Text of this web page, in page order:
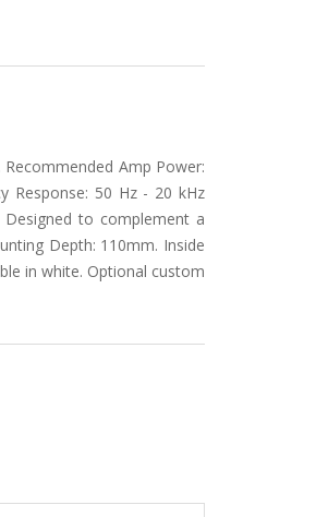
Amp Power:
Response: 50 Hz - 20 kHz
to complement a
Depth: 110mm. Inside
in white. Optional custom